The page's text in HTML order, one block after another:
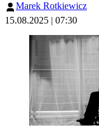
Marek Rotkiewicz
15.08.2025 | 07:30